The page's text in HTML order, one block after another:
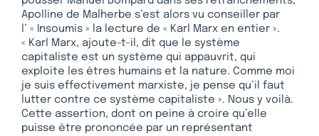
Apolline de Malherbe s’est alors vu conseiller par
l’ « Insoumis » la lecture de « Karl Marx en entier ».
« Karl Marx, ajoute-t-il, dit que le système
capitaliste est un système qui appauvrit, qui
exploite les êtres humains et la nature. Comme moi
je suis effectivement marxiste, je pense qu’il faut
lutter contre ce système capitaliste ». Nous y voilà.
Cette assertion, dont on peine à croire qu’elle
puisse être prononcée par un représentant